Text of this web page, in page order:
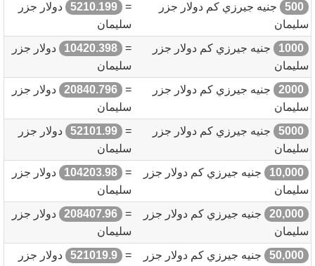
500
جنيه جيرزي كم دولار جزر
سليمان
=
5210.199
دولار جزر
سليمان
1000
جنيه جيرزي كم دولار جزر
سليمان
=
10420.398
دولار جزر
سليمان
2000
جنيه جيرزي كم دولار جزر
سليمان
=
20840.796
دولار جزر
سليمان
5000
جنيه جيرزي كم دولار جزر
سليمان
=
52101.99
دولار جزر
سليمان
10,000
جنيه جيرزي كم دولار جزر
سليمان
=
104203.98
دولار جزر
سليمان
20,000
جنيه جيرزي كم دولار جزر
سليمان
=
208407.96
دولار جزر
سليمان
50,000
جنيه جيرزي كم دولار جزر
=
521019.9
دولار جزر